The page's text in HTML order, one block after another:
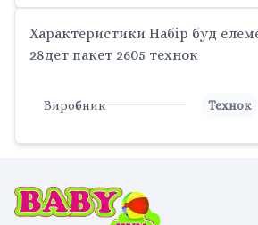
Характеристики Набір буд
28дет пакет 2605 технок
Виробник Технок